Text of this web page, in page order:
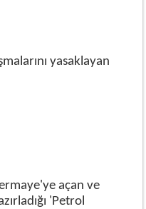
yasaklayan
açan ve
'Petrol